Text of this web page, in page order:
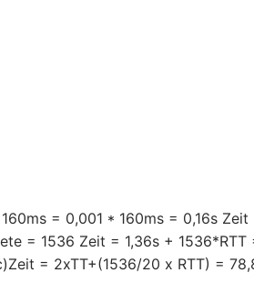
= 0,001 * 160ms = 0,16s Zeit
= 1536 Zeit = 1,36s + 1536*RTT
= 2xTT+(1536/20 x RTT) =